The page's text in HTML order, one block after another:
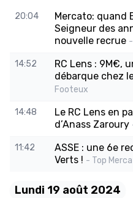
20:04
Mercato: quand
Seigneur des
nouvelle recrue
14:52
RC Lens : 9M€,
débarque chez
Footeux
14:48
Le RC Lens en
d’Anass Zaroury
11:42
ASSE : une 6e
Verts ! - Top
Lundi 19 août 2024